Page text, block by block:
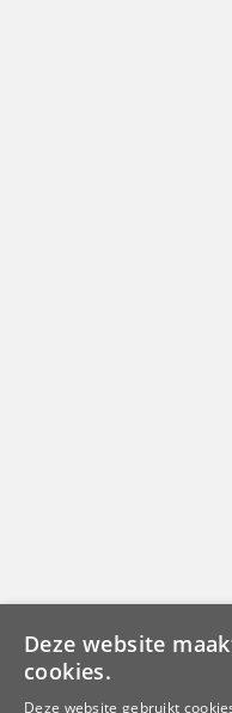
Deze website
cookies.
Deze website gebruikt